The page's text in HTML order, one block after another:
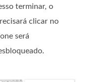
terminar, o
clicar no
será